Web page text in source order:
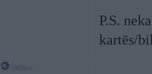
P.S.
kartēs/